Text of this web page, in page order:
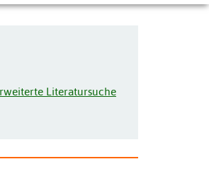
Literatursuche